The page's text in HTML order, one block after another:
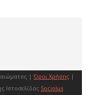
| Όροι Χρήσης |
Ιστοσελίδας Sociolus